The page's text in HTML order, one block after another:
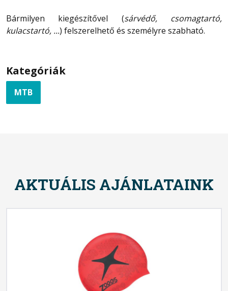
Bármilyen kiegészítővel (sárvédő, csomagtartó,
kulacstartó, ...) felszerelhető és személyre szabható.
Kategóriák
MTB
AKTUÁLIS AJÁNLATAINK